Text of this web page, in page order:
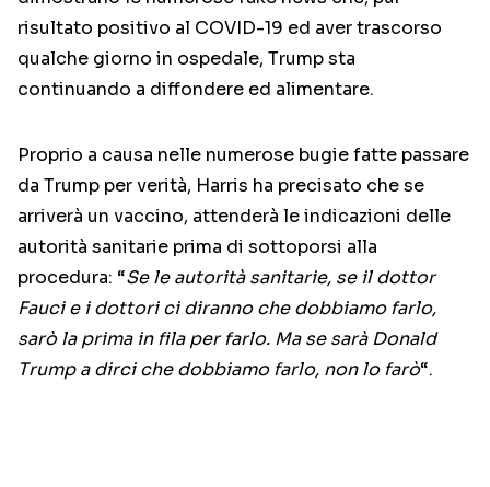
risultato positivo al COVID-19 ed aver trascorso
qualche giorno in ospedale, Trump sta
continuando a diffondere ed alimentare.
Proprio a causa nelle numerose bugie fatte passare
da Trump per verità, Harris ha precisato che se
arriverà un vaccino, attenderà le indicazioni delle
autorità sanitarie prima di sottoporsi alla
procedura: “Se le autorità sanitarie, se il dottor
Fauci e i dottori ci diranno che dobbiamo farlo,
sarò la prima in fila per farlo. Ma se sarà Donald
Trump a dirci che dobbiamo farlo, non lo farò“.